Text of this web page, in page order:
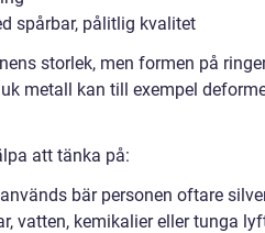
spårbar, pålitlig kvalitet
storlek, men formen på
metall kan till exempel
att tänka på:
bär personen oftare
vatten, kemikalier eller tunga